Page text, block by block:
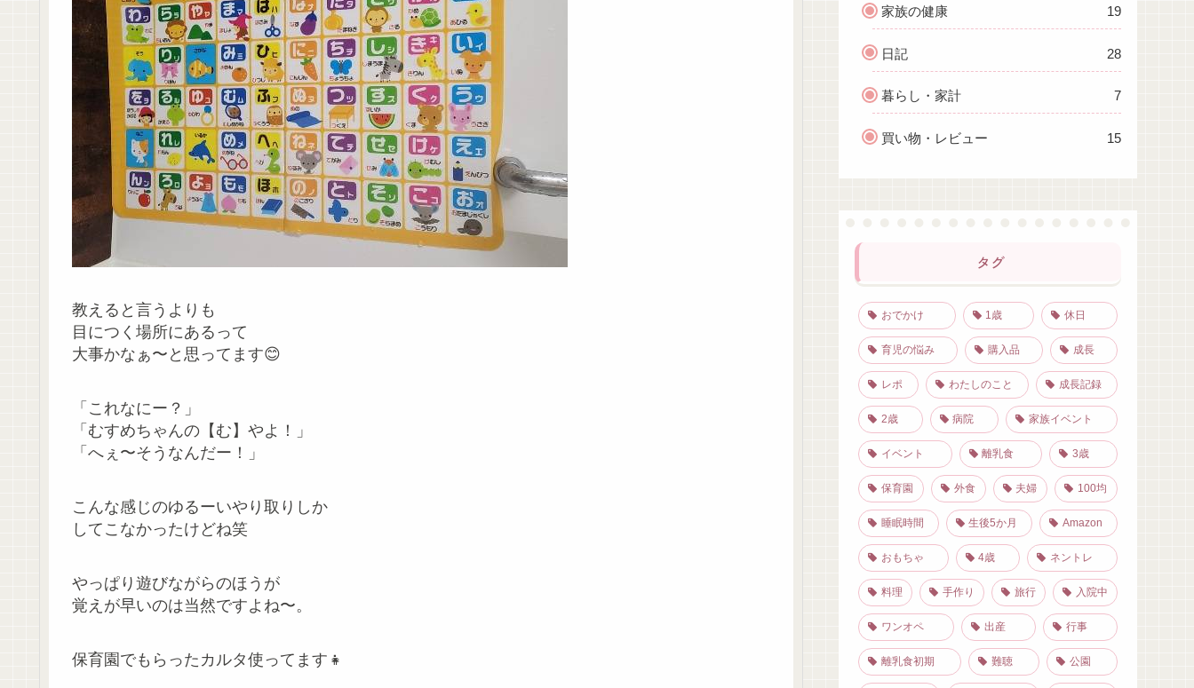
教えると言うよりも
目につく場所にあるって
大事かなぁ〜と思ってます😊
「これなにー？」
「むすめちゃんの【む】やよ！」
「へぇ〜そうなんだー！」
こんな感じのゆるーいやり取りしか
してこなかったけどね笑
やっぱり遊びながらのほうが
覚えが早いのは当然ですよね〜。
保育園でもらったカルタ使ってます👧
家族の健康 19
日記 28
暮らし・家計 7
買い物・レビュー 15
タグ
おでかけ 1歳 休日
育児の悩み 購入品 成長
レポ わたしのこと 成長記録
2歳 病院 家族イベント
イベント 離乳食 3歳
保育園 外食 夫婦 100均
睡眠時間 生後5か月 Amazon
おもちゃ 4歳 ネントレ
料理 手作り 旅行 入院中
ワンオペ 出産 行事
離乳食初期 難聴 公園